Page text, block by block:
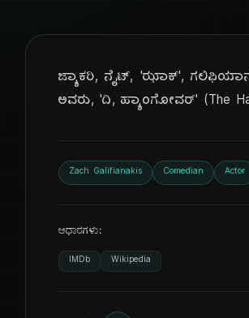
ಜ್ಯಾಕರಿ, ನೈಟ್, 'ಝಾಕ್',
ಅವರು, 'ದಿ, ಹ್ಯಾಂಗೋವರ್' (The
Zach Galifianakis Comedian Actor
ಆಧಾರಗಳು:
IMDb Wikipedia